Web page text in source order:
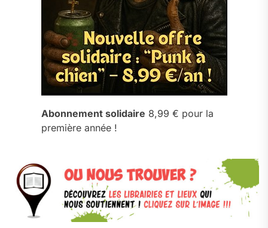
Abonnement solidaire 8,99 € pour la
première année !